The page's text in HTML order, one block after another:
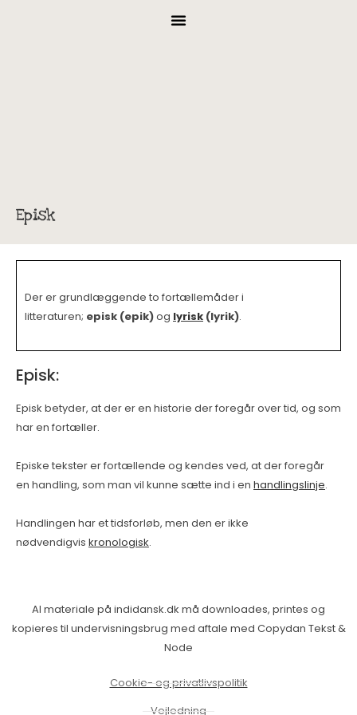
Episk
Der er grundlæggende to fortællemåder i
litteraturen; episk (epik)og lyrisk (lyrik).
Episk:
Episk betyder, at der er en historie der foregår over tid, og som
har en fortæller.
Episke tekster er fortællende og kendes ved, at der foregår
en handling, som man vil kunne sætte ind i en handlingslinje.
Handlingen har et tidsforløb, men den er ikke
nødvendigvis kronologisk.
Al materiale på indidansk.dk må downloades, printes og
kopieres til undervisningsbrug med aftale med Copydan Tekst &
Node
Cookie- og privatlivspolitik
Vejledning